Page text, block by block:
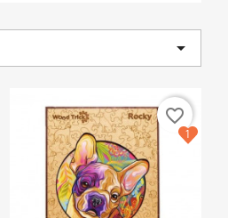

favorite_border
1